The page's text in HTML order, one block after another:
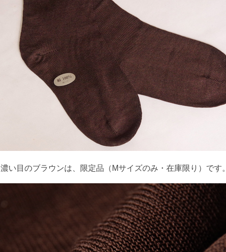
濃い目のブラウンは、限定品（Mサイズのみ・在庫限り）です。